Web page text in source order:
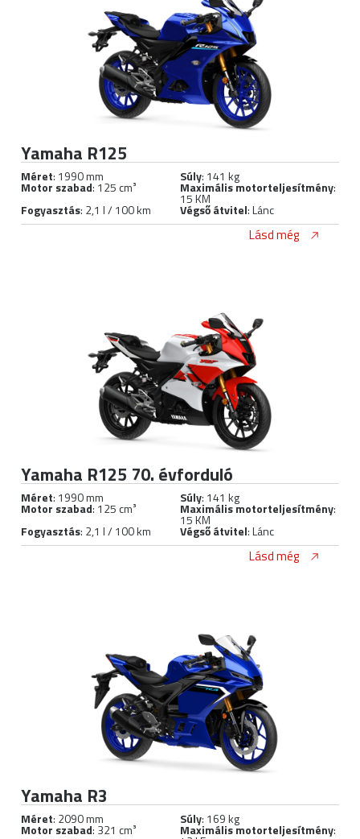
Yamaha R125
Méret: 1990 mm Súly: 141 kg
Motor szabad: 125 cm³ Maximális motorteljesítmény:
15 KM
Fogyasztás: 2,1 l / 100 km Végső átvitel: Lánc
Lásd még
Yamaha R125 70. évforduló
Méret: 1990 mm Súly: 141 kg
Motor szabad: 125 cm³ Maximális motorteljesítmény:
15 KM
Fogyasztás: 2,1 l / 100 km Végső átvitel: Lánc
Lásd még
Yamaha R3
Méret: 2090 mm Súly: 169 kg
Motor szabad: 321 cm³ Maximális motorteljesítmény: